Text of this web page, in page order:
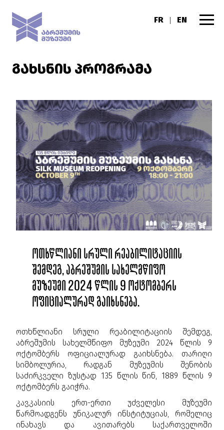
FR | EN
ᲒᲐᲮᲡᲜᲘᲡ ᲞᲠᲝᲒᲠᲐᲛᲐ
ოთხწლიანი სრული რეაბილიტაციის
შემდეგ, აბრეშუმის სახელმწიფო
მუზეუმი 2024 წლის 9 ოქტომბერს
ოფიციალურად გაიხსნება.
ოთხწლიანი სრული რეაბილიტაციის შემდეგ,
აბრეშუმის სახელმწიფო მუზეუმი 2024 წლის 9
ოქტომბერს ოფიციალურად გაიხსნება. თარიღი
სიმბოლურია, რადგან მუზეუმის შენობის
საძირკველი ზუსტად 135 წლის წინ, 1889 წლის 9
ოქტომბერს გაიჭრა.
კავკასიის ერთ-ერთი უძველესი მუზეუმი
წარმოადგენს უნიკალურ ინსტიტუციას, რომელიც
ინახავს და ავითარებს საქართველოში